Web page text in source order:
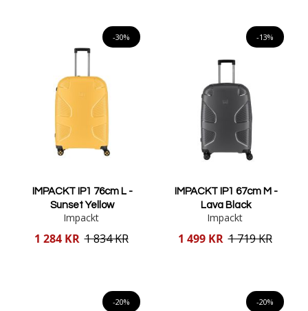
-30%
IMPACKT IP1 76cm L -
Sunset Yellow
Impackt
Reducerat
1 284 KR 1 834 KR
-13%
IMPACKT IP1 67cm M -
Lava Black
Impackt
Reducerat
1 499 KR 1 719 KR
-20% -20%